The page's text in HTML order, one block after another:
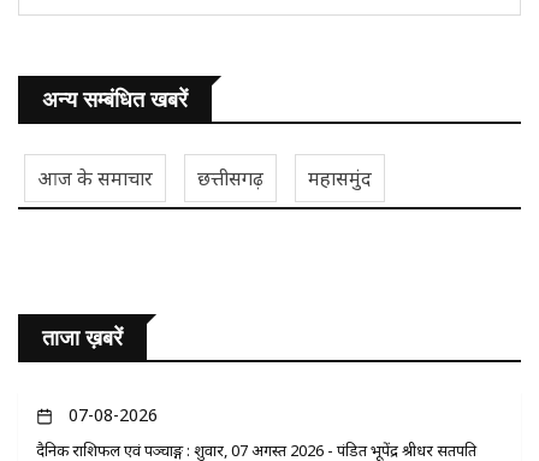
अन्य सम्बंधित खबरें
आज के समाचार छत्तीसगढ़ महासमुंद
ताजा ख़बरें
07-08-2026
दैनिक राशिफल एवं पञ्चाङ्ग : शुक्रवार, 07 अगस्त 2026 - पंडित भूपेंद्र श्रीधर सतपति